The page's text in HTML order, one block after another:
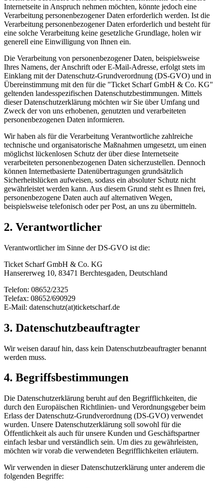
Internetseite in Anspruch nehmen möchten, könnte jedoch eine
Verarbeitung personenbezogener Daten erforderlich werden. Ist die
Verarbeitung personenbezogener Daten erforderlich und besteht für
eine solche Verarbeitung keine gesetzliche Grundlage, holen wir
generell eine Einwilligung von Ihnen ein.
Die Verarbeitung von personenbezogener Daten, beispielsweise
Ihres Namens, der Anschrift oder E-Mail-Adresse, erfolgt stets im
Einklang mit der Datenschutz-Grundverordnung (DS-GVO) und in
Übereinstimmung mit den für die "Ticket Scharf GmbH & Co. KG"
geltenden landesspezifischen Datenschutzbestimmungen. Mittels
dieser Datenschutzerklärung möchten wir Sie über Umfang und
Zweck der von uns erhobenen, genutzten und verarbeiteten
personenbezogenen Daten informieren.
Wir haben als für die Verarbeitung Verantwortliche zahlreiche
technische und organisatorische Maßnahmen umgesetzt, um einen
möglichst lückenlosen Schutz der über diese Internetseite
verarbeiteten personenbezogenen Daten sicherzustellen. Dennoch
können Internetbasierte Datenübertragungen grundsätzlich
Sicherheitslücken aufweisen, sodass ein absoluter Schutz nicht
gewährleistet werden kann. Aus diesem Grund steht es Ihnen frei,
personenbezogene Daten auch auf alternativen Wegen,
beispielsweise telefonisch oder per Post, an uns zu übermitteln.
2. Verantwortlicher
Verantwortlicher im Sinne der DS-GVO ist die:
Ticket Scharf GmbH & Co. KG
Hansererweg 10, 83471 Berchtesgaden, Deutschland
Telefon: 08652/2325
Telefax: 08652/690929
E-Mail: datenschutz(at)ticketscharf.de
3. Datenschutzbeauftragter
Wir weisen darauf hin, dass kein Datenschutzbeauftragter benannt
werden muss.
4. Begriffsbestimmungen
Die Datenschutzerklärung beruht auf den Begrifflichkeiten, die
durch den Europäischen Richtlinien- und Verordnungsgeber beim
Erlass der Datenschutz-Grundverordnung (DS-GVO) verwendet
wurden. Unsere Datenschutzerklärung soll sowohl für die
Öffentlichkeit als auch für unsere Kunden und Geschäftspartner
einfach lesbar und verständlich sein. Um dies zu gewährleisten,
möchten wir vorab die verwendeten Begrifflichkeiten erläutern.
Wir verwenden in dieser Datenschutzerklärung unter anderem die
folgenden Begriffe: